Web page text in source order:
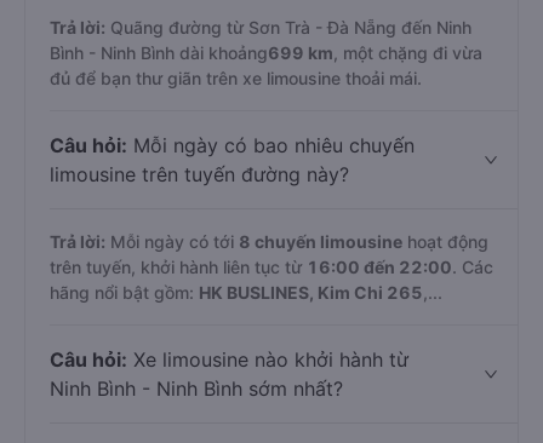
Trả lời: Quãng đường từ Sơn Trà - Đà Nẵng đến Ninh
Bình - Ninh Bình dài khoảng699 km , một chặng đi vừa
đủ để bạn thư giãn trên xe limousine thoải mái.
Câu hỏi: Mỗi ngày có bao nhiêu chuyến
limousine trên tuyến đường này?
Trả lời: Mỗi ngày có tới 8 chuyến limousine hoạt động
trên tuyến, khởi hành liên tục từ 16:00 đến 22:00. Các
hãng nổi bật gồm: HK BUSLINES, Kim Chi 265 ,...
Câu hỏi: Xe limousine nào khởi hành từ
Ninh Bình - Ninh Bình sớm nhất?